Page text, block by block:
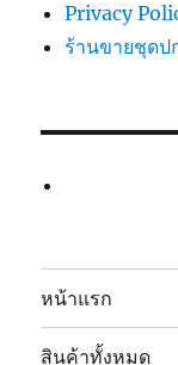
Privacy
ร้านขายชุดป
หน้าแรก
สินค้าทั้งหมด